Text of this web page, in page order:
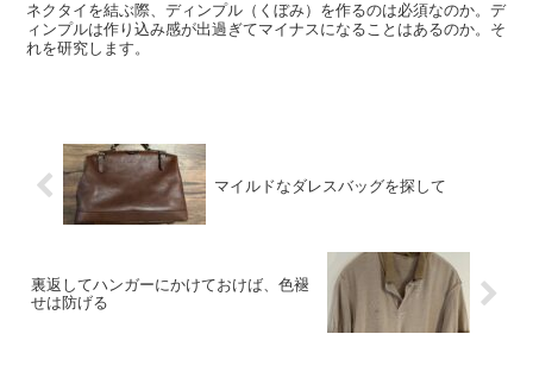
ネクタイを結ぶ際、ディンプル（くぼみ）を作るのは必須なのか。デ
ィンプルは作り込み感が出過ぎてマイナスになることはあるのか。そ
れを研究します。
マイルドなダレスバッグを探して
裏返してハンガーにかけておけば、色褪
せは防げる